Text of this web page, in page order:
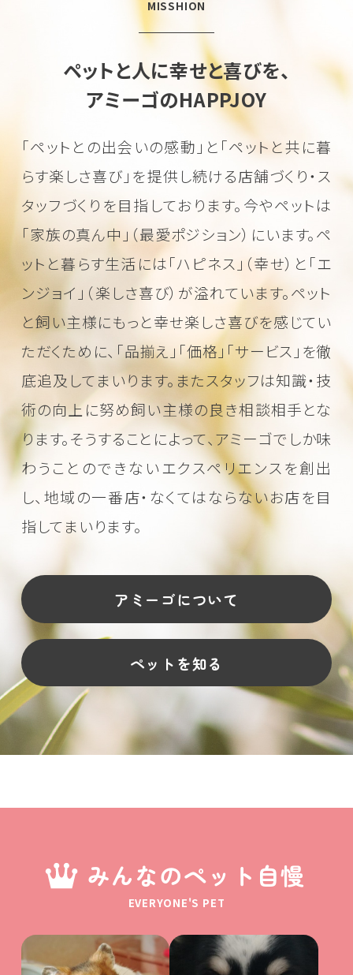
MISSHION
ペットと人に幸せと喜びを、
アミーゴのHAPPJOY
「ペットとの出会いの感動」と「ペットと共に暮
らす楽しさ喜び」を提供し続ける店舗づくり・ス
タッフづくりを目指しております。 今やペットは
「家族の真ん中」（最愛ポジション）にいます。ペ
ットと暮らす生活には「ハピネス」（幸せ）と「エ
ンジョイ」（楽しさ喜び）が溢れています。ペット
と飼い主様にもっと幸せ楽しさ喜びを感じてい
ただくために、 「品揃え」「価格」「サービス」を徹
底追及してまいります。またスタッフは知識・技
術の向上に努め飼い主様の良き相談相手とな
ります。そうすることによって、アミーゴでしか味
わうことのできないエクスペリエンスを創出
し、地域の一番店・なくてはならないお店を目
指してまいります。
アミーゴについて
ペットを知る
みんなのペット自慢
EVERYONE'S PET